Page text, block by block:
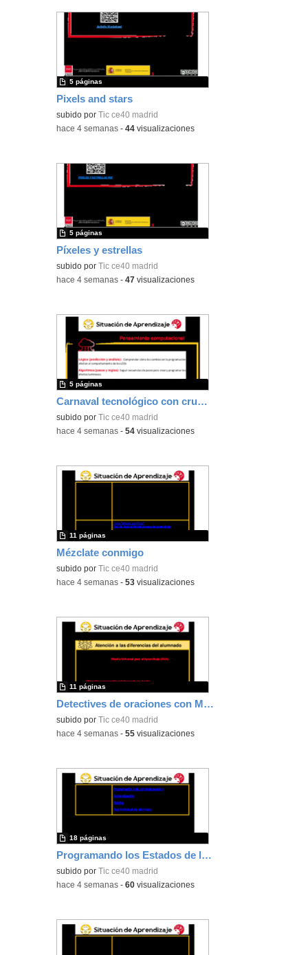
Pixels and stars
subido por Tic ce40 madrid
5 páginas
-hace 4 semanas -44 visualizaciones
Píxeles y estrellas
subido por Tic ce40 madrid
5 páginas
-hace 4 semanas -47 visualizaciones
Carnaval tecnológico con crumble
subido por Tic ce40 madrid
5 páginas
-hace 4 semanas -54 visualizaciones
Mézclate conmigo
subido por Tic ce40 madrid
11 páginas
-hace 4 semanas -53 visualizaciones
Detectives de oraciones con Micro:bit 6º
subido por Tic ce40 madrid
11 páginas
-hace 4 semanas -55 visualizaciones
Programando los Estados de la Materia
subido por Tic ce40 madrid
18 páginas
-hace 4 semanas -60 visualizaciones